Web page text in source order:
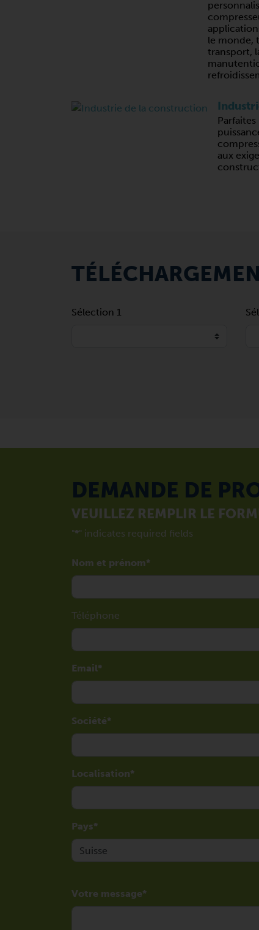
le monde,
transport,
aux
Sélection 1
DEMANDE DE
VEUILLEZ REMPLIR LE
"*" indicates required fields
Nom et prénom
Téléphone
Email
Société
Localisation
Pays
Votre message